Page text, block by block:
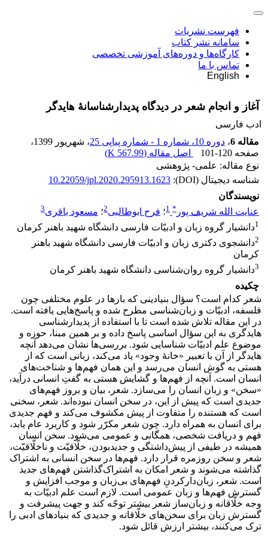
فهرست نشریات
سامانه نشر کتاب
کارگاه‌ها و دوره‌های آموزشی تخصصی
تماس با ما
English
آغاز و انجام شعر در دیدگاه پدیدارشناسانۀ هایدگر
ادب فارسی
مقاله 6
، دوره 10، شماره 1 - شماره پیاپی 25 ، شهریور 1399
،
صفحه 101-120 اصل مقاله (567.99 K
)
نوع مقاله: علمی- پژوهشی
شناسه دیجیتال (DOI):
10.22059/jpl.2020.295913.1623
نویسندگان
عنایت الله شریف پور *
1؛ فرح ابوطالبی2؛ مسعود باقری3
1دانشیار گروه زبان و ادبیّات فارسی دانشگاه شهید باهنر کرمان
2دانشجوی دکتری زبان و ادبیّات فارسی دانشگاه شهید باهنر
کرمان
3دانشیار گروه روان‌شناسی دانشگاه شهید باهنر کرمان
چکیده
شعر کدام است؟ سؤال بنیادینی که بارها در علوم مختلفی چون
فلسفه، ادبیّات و زبان‌شناسی مطرح شده و پاسخ‌هایی یافته‌ است.
در این مقاله تلاش شده است تا با استفاده از پدیدارشناسی
هایدگری به این سؤال اساسی پاسخ داده و بر همین مبنا، حوزه و
موضوع علم ادبیّات شناسایی شود. بررسی‌ها نشان می‌دهد آنچه
هایدگر از آن با تعبیر «خانۀ وجود» یاد می‌کند، زبانی است که از
هستی به گوش انسان می‌رسد و این همان فهم‌ها و شناخت‌های
انسان است. آنچه از فهم‌ها و گشایش هستی به گفتِ انسانی درآید،
«سخن» و زبان انسان را می‌سازد. شعر، بیان و بروز فهم‌های
جدیدی است که پیش از این، در سخن انسان نبوده‌اند. شعر، سخنی
است که هستنده را متفاوت از پیش مکشوف می‌کند و فهم جدیدی
برای انسان به همراه دارد. چون شعر مکرّر شود و کاربرد عام یابد،
فهم و دریافت شخصی، همگانی و عمومی می‌شود. سخن انسان
همیشه در طیفی از پیش‌داشتگی و جدیدبودن، خلّاقیّت و ناخلّاقیّت،
شعر و سخن روزمره قرار دارد. ‌فهم‌ها در سخن انسانی به اشتراک
گذاشته می‌شوند و شعر امکان به اشتراک‌گذاشتن فهم‌های جدید
است. شعر، زبان‌دارکردنِ فهم‌های بی‌زبان و موجب افزایش و
گسترش فهم‌ها و زبان عمومی است. لازم است علم ادبیّات به
وجه خلّاقانه و زبان‌ساز شعر بیشتر توجّه کند و جهت پیشرفت و
گسترش زبان برای سخن‌های خلّاقانه و جدیدی که بنیادهای ادبی را
ترک می‌کنند، بیشتر ارزش قائل شود.